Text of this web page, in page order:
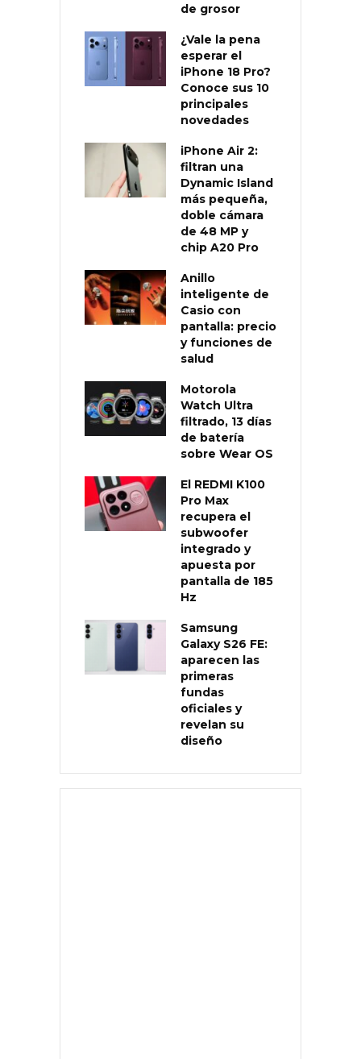
de grosor
¿Vale la pena
esperar el
iPhone 18 Pro?
Conoce sus 10
principales
novedades
iPhone Air 2:
filtran una
Dynamic Island
más pequeña,
doble cámara
de 48 MP y
chip A20 Pro
Anillo
inteligente de
Casio con
pantalla: precio
y funciones de
salud
Motorola
Watch Ultra
filtrado, 13 días
de batería
sobre Wear OS
El REDMI K100
Pro Max
recupera el
subwoofer
integrado y
apuesta por
pantalla de 185
Hz
Samsung
Galaxy S26 FE:
aparecen las
primeras
fundas
oficiales y
revelan su
diseño